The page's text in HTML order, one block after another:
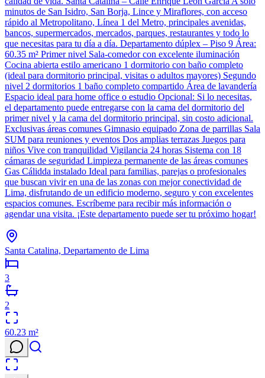
minutos de San Isidro, San Borja, Lince y Miraflores, con acceso
rápido al Metropolitano, Línea 1 del Metro, principales avenidas,
bancos, supermercados, mercados, parques, restaurantes y todo lo
que necesitas para tu día a día. Departamento dúplex – Piso 9 Área:
60.35 m² Primer nivel Sala-comedor con excelente iluminación
Cocina abierta estilo americano 1 dormitorio con baño completo
(ideal para dormitorio principal, visitas o adultos mayores) Segundo
nivel 2 dormitorios 1 baño completo compartido Área de lavandería
Espacio ideal para home office o estudio Opcional: Si lo necesitas,
el departamento puede entregarse con la cama del dormitorio del
primer nivel y la cama del dormitorio principal, sin costo adicional.
Exclusivas áreas comunes Gimnasio equipado Zona de parrillas Sala
SUM para reuniones y eventos Dos amplias terrazas Juegos para
niños Vive con tranquilidad Vigilancia 24 horas Sistema con 18
cámaras de seguridad Limpieza permanente de las áreas comunes
Gas Cálidda instalado Ideal para familias, parejas o profesionales
que buscan vivir en una de las zonas con mejor conectividad de
Lima, disfrutando de un edificio moderno, seguro y con excelentes
espacios comunes. Escríbeme para recibir más información o
agendar una visita. ¡Este departamento puede ser tu próximo hogar!
Santa Catalina, Departamento de Lima
3
2
60.23 m²